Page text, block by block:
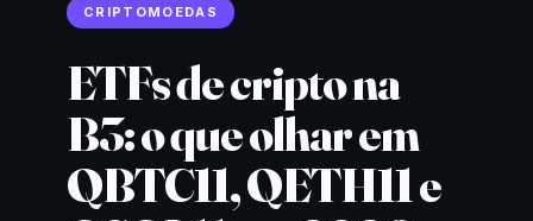
CRIPTOMOEDAS
ETFs de cripto na
B3: o que olhar em
QBTC11, QETH11 e